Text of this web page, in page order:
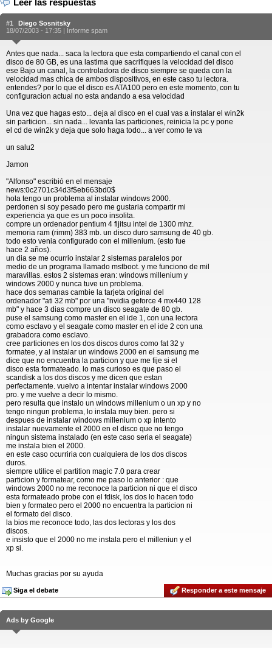
Leer las respuestas
#1
Diego Sosnitsky
18/07/2003 - 17:35 | Informe spam
Antes que nada... saca la lectora que esta compartiendo el canal con el
disco de 80 GB, es una lastima que sacrifiques la velocidad del disco
ese Bajo un canal, la controladora de disco siempre se queda con la
velocidad mas chica de ambos dispositivos, en este caso tu lectora.
entendes? por lo que el disco es ATA100 pero en este momento, con tu
configuracion actual no esta andando a esa velocidad
Una vez que hagas esto... deja al disco en el cual vas a instalar el win2k
sin particion... sin nada... levanta las particiones, reinicia la pc y pone
el cd de win2k y deja que solo haga todo... a ver como te va
un salu2
Jamon
"Alfonso" escribió en el mensaje
news:0c2701c34d3f$eb663bd0$
hola tengo un problema al instalar windows 2000.
perdonen si soy pesado pero me gustaria compartir mi
experiencia ya que es un poco insolita.
compre un ordenador pentium 4 fijitsu intel de 1300 mhz.
memoria ram (rimm) 383 mb. un disco duro samsung de 40 gb.
todo esto venia configurado con el millenium. (esto fue
hace 2 años).
un dia se me ocurrio instalar 2 sistemas paralelos por
medio de un programa llamado mstboot. y me funciono de mil
maravillas. estos 2 sistemas eran: windows millenium y
windows 2000 y nunca tuve un problema.
hace dos semanas cambie la tarjeta original del
ordenador "ati 32 mb" por una "nvidia geforce 4 mx440 128
mb" y hace 3 dias compre un disco seagate de 80 gb.
puse el samsung como master en el ide 1, con una lectora
como esclavo y el seagate como master en el ide 2 con una
grabadora como esclavo.
cree particiones en los dos discos duros como fat 32 y
formatee, y al instalar un windows 2000 en el samsung me
dice que no encuentra la particion y que me fije si el
disco esta formateado. lo mas curioso es que paso el
scandisk a los dos discos y me dicen que estan
perfectamente. vuelvo a intentar instalar windows 2000
pro. y me vuelve a decir lo mismo.
pero resulta que instalo un windows millenium o un xp y no
tengo ningun problema, lo instala muy bien. pero si
despues de instalar windows millenium o xp intento
instalar nuevamente el 2000 en el disco que no tengo
ningun sistema instalado (en este caso seria el seagate)
me instala bien el 2000.
en este caso ocurriria con cualquiera de los dos discos
duros.
siempre utilice el partition magic 7.0 para crear
particion y formatear, como me paso lo anterior : que
windows 2000 no me reconoce la particion ni que el disco
esta formateado probe con el fdisk, los dos lo hacen todo
bien y formateo pero el 2000 no encuentra la particion ni
el formato del disco.
la bios me reconoce todo, las dos lectoras y los dos
discos.
e insisto que el 2000 no me instala pero el milleniun y el
xp si.
Muchas gracias por su ayuda
Siga el debate Responder a este mensaje
Ads by Google